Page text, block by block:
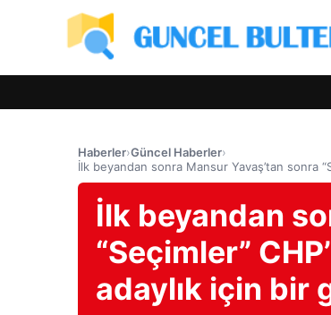
Haberler›Güncel Haberler›
İlk beyandan sonra Mansur Yavaş’tan sonra
İlk beyandan
“Seçimler”
adaylık için bir